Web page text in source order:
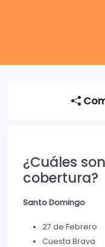
¿Cuáles
cobertura?
Santo Domingo
27 de Febrero
Cuesta Brava